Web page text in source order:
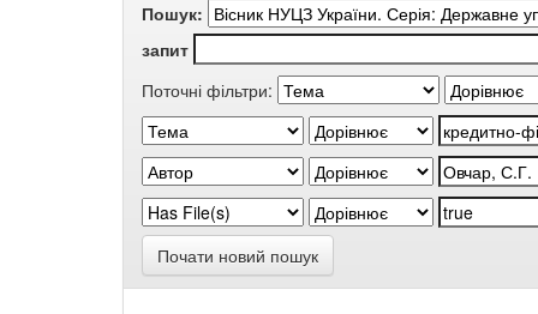
Пошук:
запит
Поточні фільтри:
Почати новий пошук